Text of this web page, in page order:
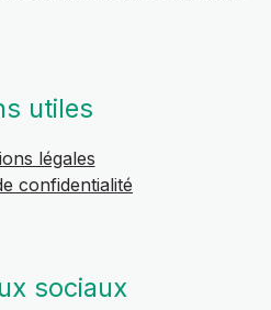
utiles
légales
confidentialité
sociaux